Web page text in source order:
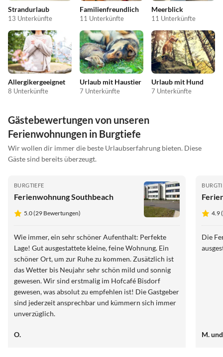
Strandurlaub
13 Unterkünfte
Familienfreundlich
11 Unterkünfte
Meerblick
11 Unterkünfte
Allergikergeeignet
8 Unterkünfte
Urlaub mit Haustier
7 Unterkünfte
Urlaub mit Hund
7 Unterkünfte
Gästebewertungen von unseren
Ferienwohnungen in Burgtiefe
Wir wollen dir immer die beste Urlaubserfahrung bieten. Diese
Gäste sind bereits überzeugt.
BURGTIEFE
Ferienwohnung Southbeach
5.0 (29 Bewertungen)
Wie immer, ein sehr schöner Aufenthalt: Perfekte
Lage! Gut ausgestattete kleine, feine Wohnung. Ein
schöner Ort, um zur Ruhe zu kommen. Zusätzlich ist
das Wetter bis Neujahr sehr schön mild und sonnig
gewesen. Wir sind erstmalig im Hofcafé Bisdorf
gewesen, was absolut zu empfehlen ist! Die Gastgeber
sind jederzeit ansprechbar und kümmern sich immer
unverzüglich.
O.
4.9
Die
M.